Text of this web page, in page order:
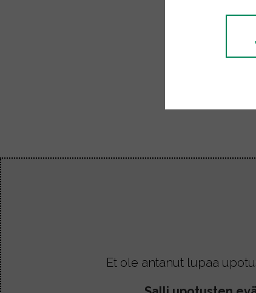
Et ole antanut lupaa